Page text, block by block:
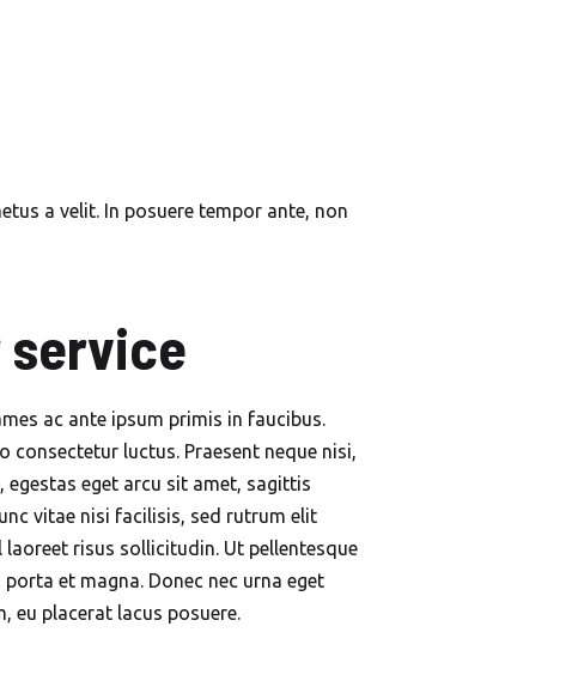
a velit. In posuere tempor ante, non
service
ac ante ipsum primis in faucibus.
luctus. Praesent neque nisi,
egestas eget arcu sit amet, sagittis
vitae nisi facilisis, sed rutrum elit
risus sollicitudin. Ut pellentesque
et magna. Donec nec urna eget
eu placerat lacus posuere.